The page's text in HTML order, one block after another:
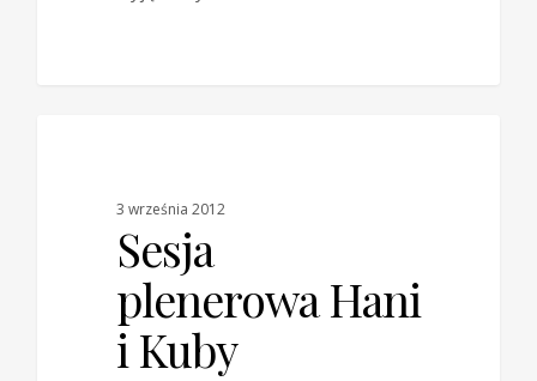
3 września 2012
Sesja
plenerowa Hani
i Kuby